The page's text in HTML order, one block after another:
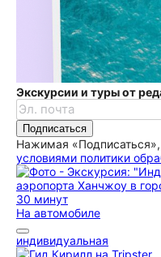
Экскурсии и туры от
Подписаться
Нажимая
условиями политики
30 минут
На автомобиле
индивидуальная